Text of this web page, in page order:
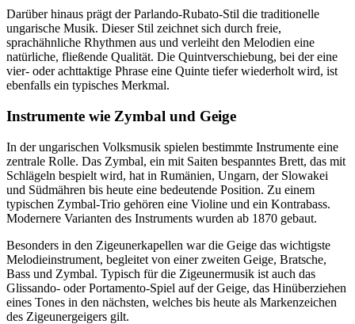
Darüber hinaus prägt der Parlando-Rubato-Stil die traditionelle
ungarische Musik. Dieser Stil zeichnet sich durch freie,
sprachähnliche Rhythmen aus und verleiht den Melodien eine
natürliche, fließende Qualität. Die Quintverschiebung, bei der eine
vier- oder achttaktige Phrase eine Quinte tiefer wiederholt wird, ist
ebenfalls ein typisches Merkmal.
Instrumente wie Zymbal und Geige
In der ungarischen Volksmusik spielen bestimmte Instrumente eine
zentrale Rolle. Das Zymbal, ein mit Saiten bespanntes Brett, das mit
Schlägeln bespielt wird, hat in Rumänien, Ungarn, der Slowakei
und Südmähren bis heute eine bedeutende Position. Zu einem
typischen Zymbal-Trio gehören eine Violine und ein Kontrabass.
Modernere Varianten des Instruments wurden ab 1870 gebaut.
Besonders in den Zigeunerkapellen war die Geige das wichtigste
Melodieinstrument, begleitet von einer zweiten Geige, Bratsche,
Bass und Zymbal. Typisch für die Zigeunermusik ist auch das
Glissando- oder Portamento-Spiel auf der Geige, das Hinüberziehen
eines Tones in den nächsten, welches bis heute als Markenzeichen
des Zigeunergeigers gilt.